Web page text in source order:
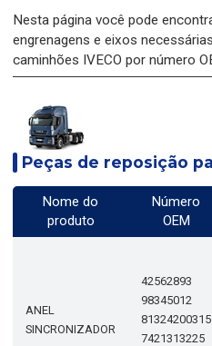
Nesta página você pode
engrenagens e eixos
caminhões IVECO por número
Peças de reposição
Nome do
produto
Número
OEM
ANEL
SINCRONIZADOR
42562893
98345012
81324200315
7421313225